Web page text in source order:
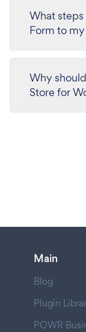
What
Form
Why should I
Store for
Main
Blog
Plugin
POWR